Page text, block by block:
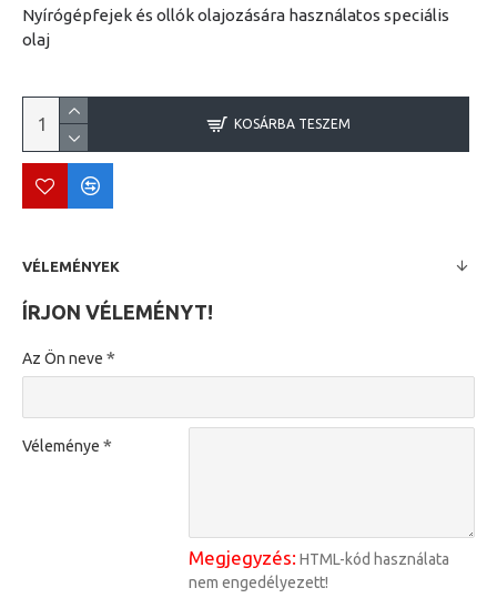
Nyírógépfejek és ollók olajozására használatos speciális
olaj
KOSÁRBA TESZEM
VÉLEMÉNYEK
ÍRJON VÉLEMÉNYT!
Az Ön neve
Véleménye
Megjegyzés: HTML-kód használata
nem engedélyezett!